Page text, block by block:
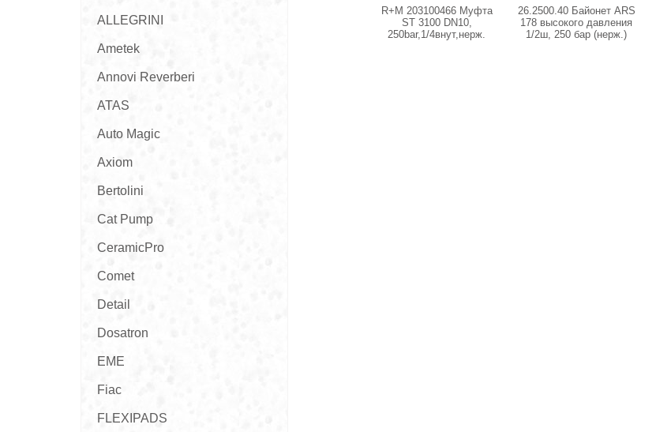
ALLEGRINI
Ametek
Annovi Reverberi
ATAS
Auto Magic
Axiom
Bertolini
Cat Pump
CeramicPro
Comet
Detail
Dosatron
EME
Fiac
FLEXIPADS
R+M 203100466 Муфта
ST 3100 DN10,
250bar,1/4внут,нерж.
26.2500.40 Байонет ARS
178 высокого давления
1/2ш, 250 бар (нерж.)